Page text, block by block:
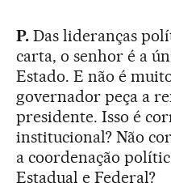
P. Das lideranças
carta, o senhor é a
Estado. E não é
governador peça a
presidente. Isso é
institucional? Não
a coordenação
Estadual e Federal?